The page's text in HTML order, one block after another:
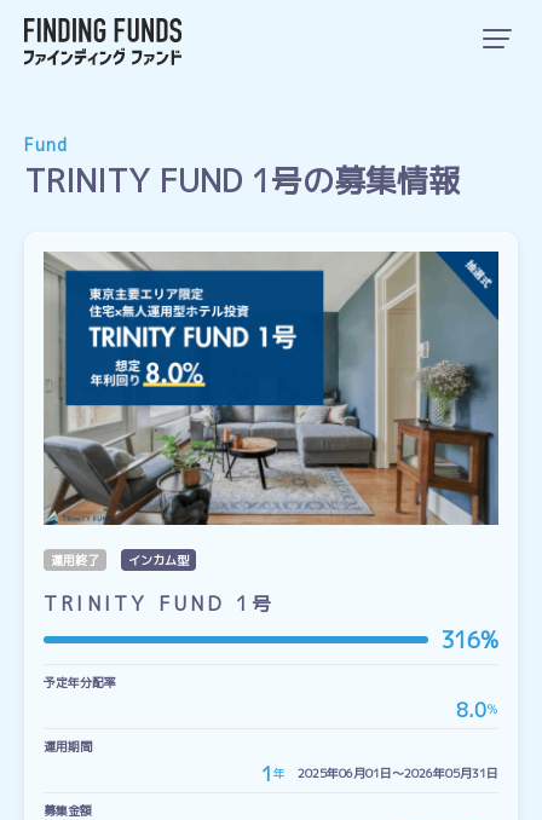
Fund
TRINITY FUND 1号の募集情報
運用終了 インカム型
TRINITY FUND 1号
316%
予定年分配率
8.0％
運用期間
1 年 2025年06月01日〜2026年05月31日
募集金額